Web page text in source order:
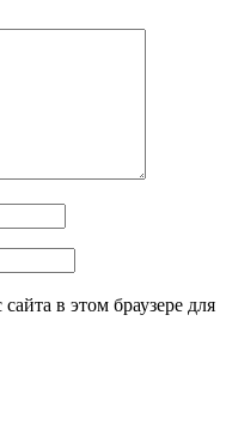
в этом браузере для